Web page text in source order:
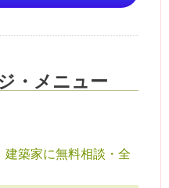
・メニュー
築家に無料相談・全